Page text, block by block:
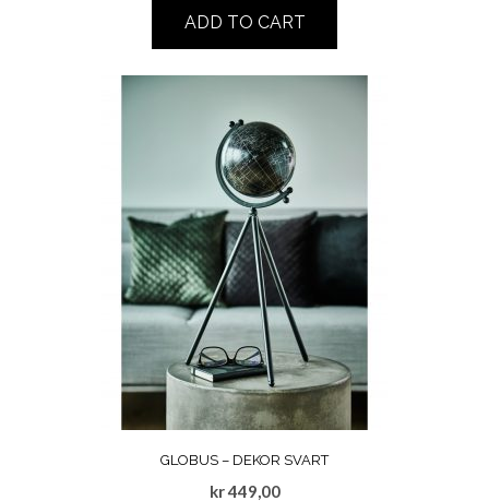
ADD TO CART
GLOBUS – DEKOR SVART
kr449,00